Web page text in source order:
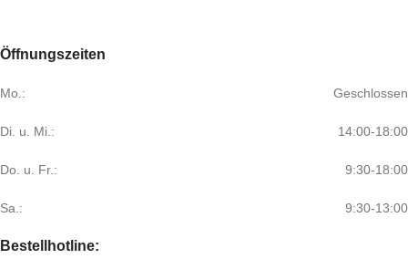
Öffnungszeiten
Mo.: Geschlossen
Di. u. Mi.: 14:00-18:00
Do. u. Fr.: 9:30-18:00
Sa.: 9:30-13:00
Bestellhotline: